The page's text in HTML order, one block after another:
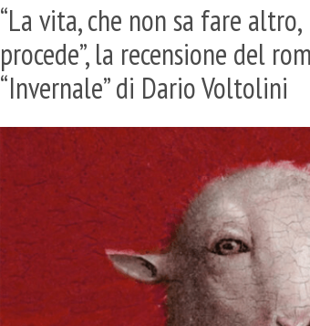
“La vita, che non sa fare altro,
procede”, la recensione del
“Invernale” di Dario Voltolini